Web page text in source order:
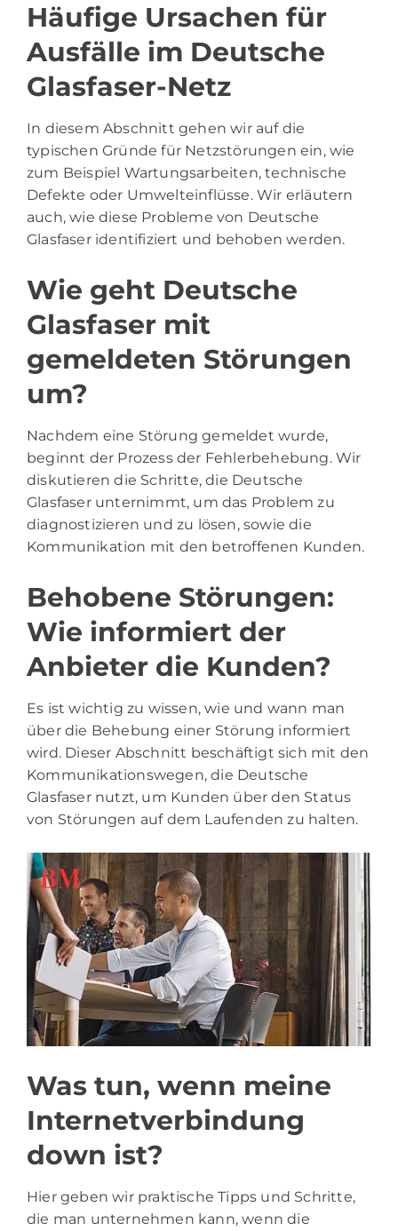
Häufige Ursachen für
Ausfälle im Deutsche
Glasfaser-Netz
In diesem Abschnitt gehen wir auf die
typischen Gründe für Netzstörungen ein, wie
zum Beispiel Wartungsarbeiten, technische
Defekte oder Umwelteinflüsse. Wir erläutern
auch, wie diese Probleme von Deutsche
Glasfaser identifiziert und behoben werden.
Wie geht Deutsche
Glasfaser mit
gemeldeten Störungen
um?
Nachdem eine Störung gemeldet wurde,
beginnt der Prozess der Fehlerbehebung. Wir
diskutieren die Schritte, die Deutsche
Glasfaser unternimmt, um das Problem zu
diagnostizieren und zu lösen, sowie die
Kommunikation mit den betroffenen Kunden.
Behobene Störungen:
Wie informiert der
Anbieter die Kunden?
Es ist wichtig zu wissen, wie und wann man
über die Behebung einer Störung informiert
wird. Dieser Abschnitt beschäftigt sich mit den
Kommunikationswegen, die Deutsche
Glasfaser nutzt, um Kunden über den Status
von Störungen auf dem Laufenden zu halten.
Was tun, wenn meine
Internetverbindung
down ist?
Hier geben wir praktische Tipps und Schritte,
die man unternehmen kann, wenn die